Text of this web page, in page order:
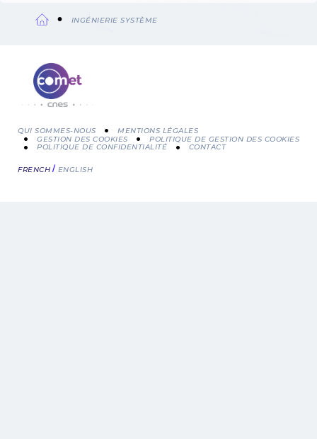
d'Ariane
INGÉNIERIE SYSTÈME
Menu
QUI SOMMES-NOUS
MENTIONS LÉGALES
GESTION DES COOKIES
POLITIQUE DE GESTION DES COOKIES
POLITIQUE DE CONFIDENTIALITÉ
CONTACT
FRENCH ENGLISH